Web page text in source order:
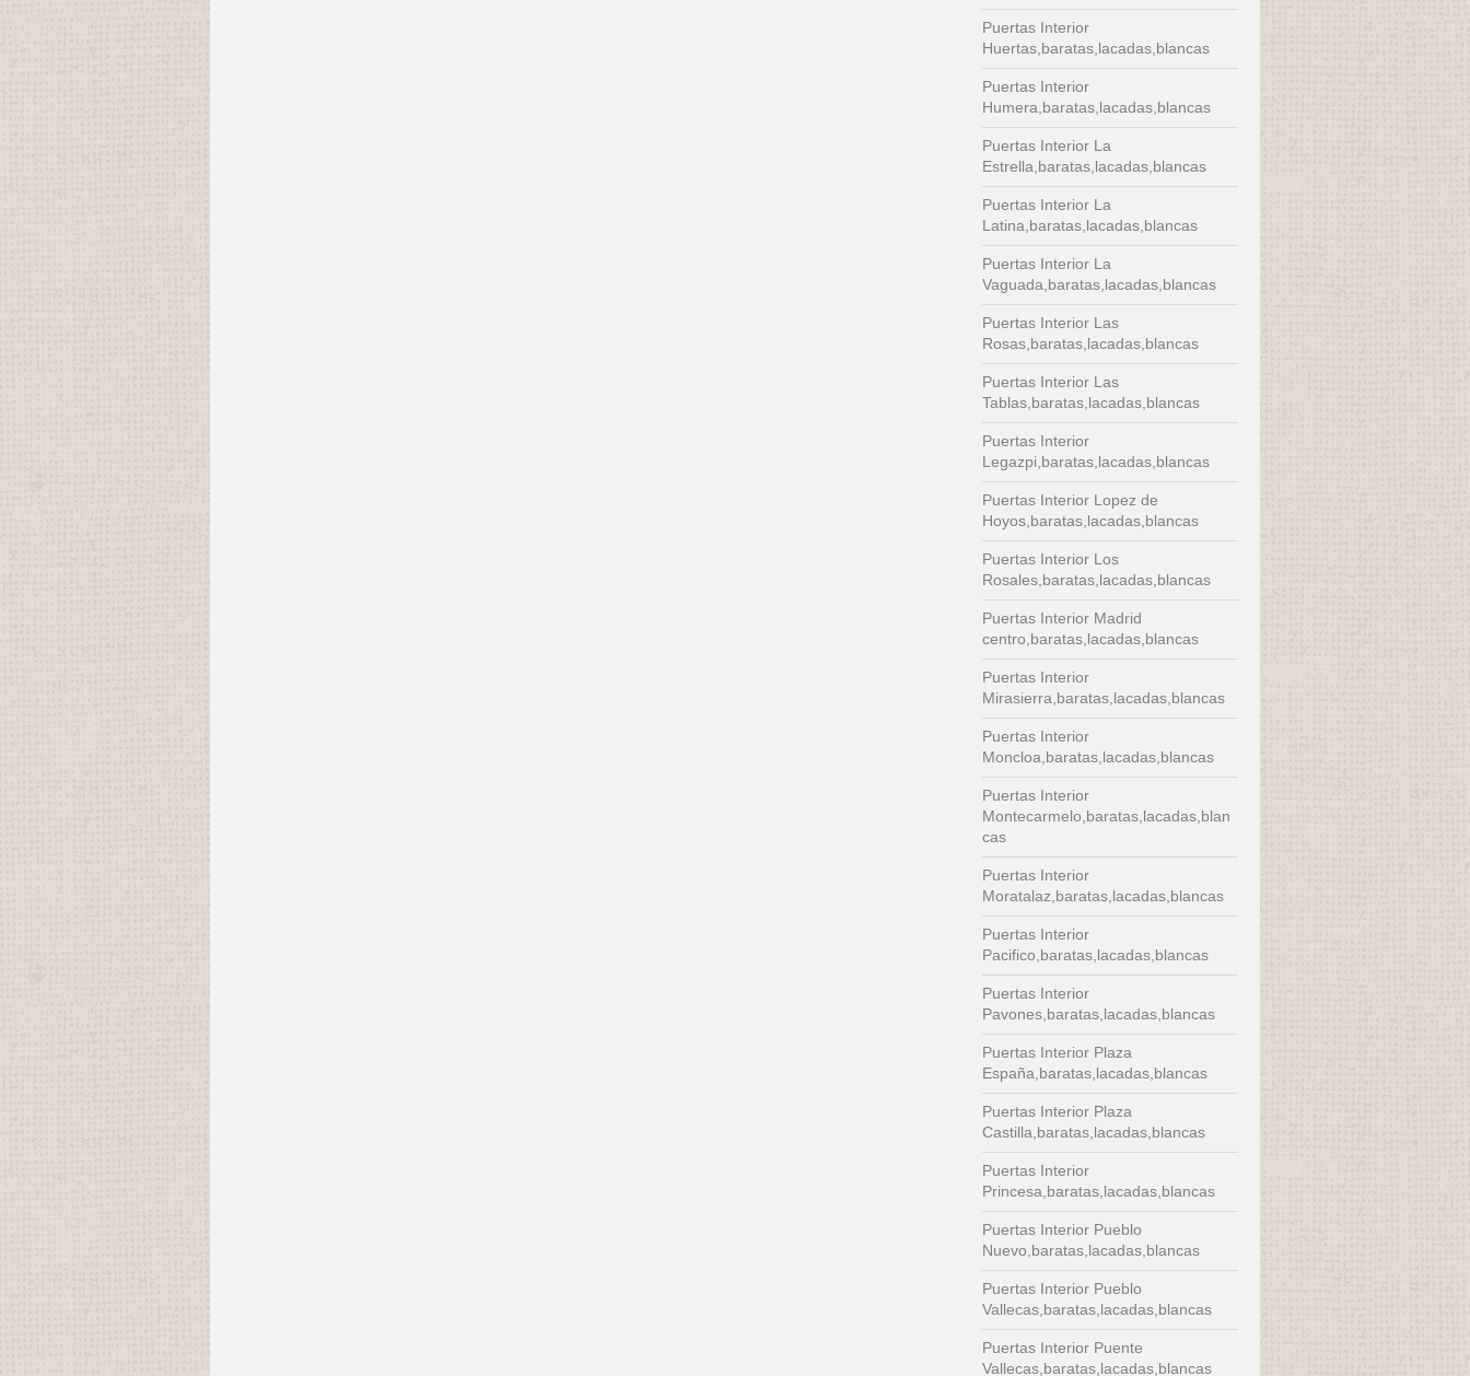
Puertas Interior
Huertas,baratas,lacadas,blancas
Puertas Interior
Humera,baratas,lacadas,blancas
Puertas Interior La
Estrella,baratas,lacadas,blancas
Puertas Interior La
Latina,baratas,lacadas,blancas
Puertas Interior La
Vaguada,baratas,lacadas,blancas
Puertas Interior Las
Rosas,baratas,lacadas,blancas
Puertas Interior Las
Tablas,baratas,lacadas,blancas
Puertas Interior
Legazpi,baratas,lacadas,blancas
Puertas Interior Lopez de
Hoyos,baratas,lacadas,blancas
Puertas Interior Los
Rosales,baratas,lacadas,blancas
Puertas Interior Madrid
centro,baratas,lacadas,blancas
Puertas Interior
Mirasierra,baratas,lacadas,blancas
Puertas Interior
Moncloa,baratas,lacadas,blancas
Puertas Interior
Montecarmelo,baratas,lacadas,blan
cas
Puertas Interior
Moratalaz,baratas,lacadas,blancas
Puertas Interior
Pacifico,baratas,lacadas,blancas
Puertas Interior
Pavones,baratas,lacadas,blancas
Puertas Interior Plaza
España,baratas,lacadas,blancas
Puertas Interior Plaza
Castilla,baratas,lacadas,blancas
Puertas Interior
Princesa,baratas,lacadas,blancas
Puertas Interior Pueblo
Nuevo,baratas,lacadas,blancas
Puertas Interior Pueblo
Vallecas,baratas,lacadas,blancas
Puertas Interior Puente
Vallecas,baratas,lacadas,blancas